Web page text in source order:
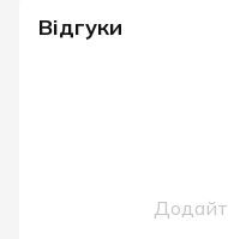
Відгуки